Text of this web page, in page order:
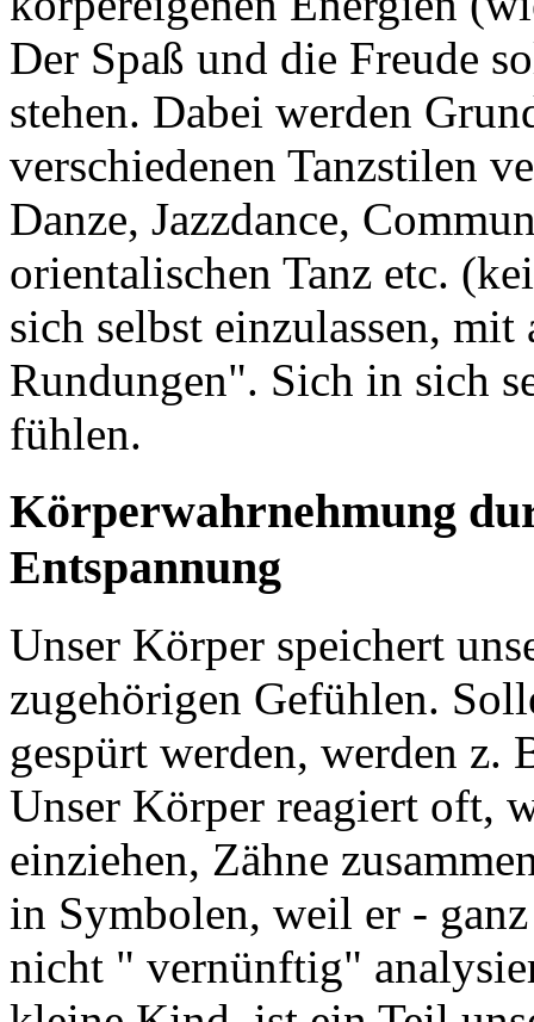
Der Spaß und die Freude
stehen. Dabei werden
verschiedenen Tanzstilen
Danze, Jazzdance,
orientalischen Tanz etc.
sich selbst einzulassen,
Rundungen". Sich in sich
fühlen.
Körperwahrnehmung
Entspannung
Unser Körper speichert
zugehörigen Gefühlen.
gespürt werden, werden z.
Unser Körper reagiert oft,
einziehen, Zähne
in Symbolen, weil er -
nicht " vernünftig"